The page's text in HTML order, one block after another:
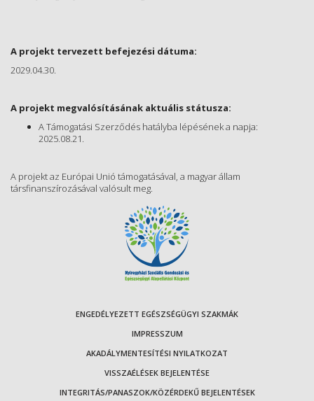
A projekt tervezett befejezési dátuma:
2029.04.30.
A projekt megvalósításának aktuális státusza:
A Támogatási Szerződés hatályba lépésének a napja:
2025.08.21.
A projekt az Európai Unió támogatásával, a magyar állam
társfinanszírozásával valósult meg.
ENGEDÉLYEZETT EGÉSZSÉGÜGYI SZAKMÁK
IMPRESSZUM
AKADÁLYMENTESÍTÉSI NYILATKOZAT
VISSZAÉLÉSEK BEJELENTÉSE
INTEGRITÁS/PANASZOK/KÖZÉRDEKŰ BEJELENTÉSEK